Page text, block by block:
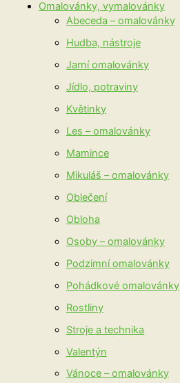
Omalovánky, vymalovánky
Abeceda – omalovánky
Hudba, nástroje
Jarní omalovánky
Jídlo, potraviny
Květinky
Les – omalovánky
Mamince
Mikuláš – omalovánky
Oblečení
Obloha
Osoby – omalovánky
Podzimní omalovánky
Pohádkové omalovánky
Rostliny
Stroje a technika
Valentýn
Vánoce – omalovánky